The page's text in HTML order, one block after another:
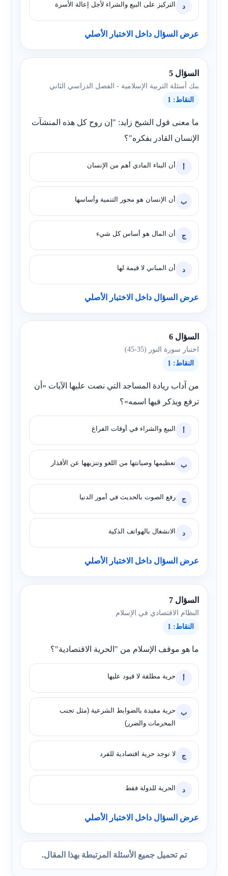
د التركيز على البيع والشراء لأجل إعالة الأسرة
عرض السؤال داخل الاختبار الأصلي
السؤال 5
بنك أسئلة التربية الإسلامية - الفصل الدراسي الثاني
النقاط: 1
ما معنى قول الشيخ زايد: "إن روح كل هذه المنشآت
الإنسان القادر بفكره"؟
أ أن البناء المادي أهم من الإنسان
ب أن الإنسان هو محور التنمية وأساسها
ج أن المال هو أساس كل شيء
د أن المباني لا قيمة لها
عرض السؤال داخل الاختبار الأصلي
السؤال 6
اختبار سورة النور (35-45)
النقاط: 1
من آداب ريادة المساجد التي نصت عليها الآيات «أن
ترفع ويذكر فيها اسمه»؟
أ البيع والشراء في أوقات الفراغ
ب تعظيمها وصيانتها من اللغو وتنزيهها عن الأقذار
ج رفع الصوت بالحديث في أمور الدنيا
د الانشغال بالهواتف الذكية
عرض السؤال داخل الاختبار الأصلي
السؤال 7
النظام الاقتصادي في الإسلام
النقاط: 1
ما هو موقف الإسلام من "الحرية الاقتصادية"؟
أ حرية مطلقة لا قيود عليها
ب
حرية مقيدة بالضوابط الشرعية (مثل تجنب
المحرمات والضرر)
ج لا توجد حرية اقتصادية للفرد
د الحرية للدولة فقط
عرض السؤال داخل الاختبار الأصلي
تم تحميل جميع الأسئلة المرتبطة بهذا المقال.